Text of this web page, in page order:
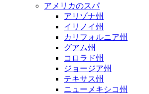
アメリカのスパ
アリゾナ州
イリノイ州
カリフォルニア州
グアム州
コロラド州
ジョージア州
テキサス州
ニューメキシコ州